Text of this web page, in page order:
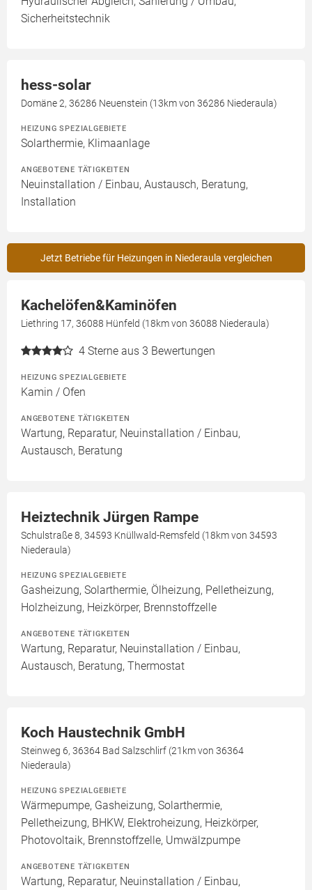
Sicherheitstechnik
hess-solar
Domäne 2, 36286 Neuenstein (13km von 36286 Niederaula)
HEIZUNG SPEZIALGEBIETE
Solarthermie, Klimaanlage
ANGEBOTENE TÄTIGKEITEN
Neuinstallation / Einbau, Austausch, Beratung,
Installation
Jetzt Betriebe für Heizungen in Niederaula vergleichen
Kachelöfen&Kaminöfen
Liethring 17, 36088 Hünfeld (18km von 36088 Niederaula)
4 Sterne aus 3 Bewertungen
HEIZUNG SPEZIALGEBIETE
Kamin / Ofen
ANGEBOTENE TÄTIGKEITEN
Wartung, Reparatur, Neuinstallation / Einbau,
Austausch, Beratung
Heiztechnik Jürgen Rampe
Schulstraße 8, 34593 Knüllwald-Remsfeld (18km von 34593
Niederaula)
HEIZUNG SPEZIALGEBIETE
Gasheizung, Solarthermie, Ölheizung, Pelletheizung,
Holzheizung, Heizkörper, Brennstoffzelle
ANGEBOTENE TÄTIGKEITEN
Wartung, Reparatur, Neuinstallation / Einbau,
Austausch, Beratung, Thermostat
Koch Haustechnik GmbH
Steinweg 6, 36364 Bad Salzschlirf (21km von 36364
Niederaula)
HEIZUNG SPEZIALGEBIETE
Wärmepumpe, Gasheizung, Solarthermie,
Pelletheizung, BHKW, Elektroheizung, Heizkörper,
Photovoltaik, Brennstoffzelle, Umwälzpumpe
ANGEBOTENE TÄTIGKEITEN
Wartung, Reparatur, Neuinstallation / Einbau,